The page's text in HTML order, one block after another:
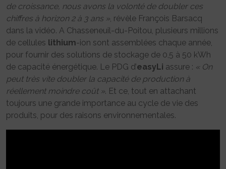
de croissance, nous avons la volonté de doubler ces
chiffres à horizon 2 à 3 ans », révèle François Barsacq
dans la vidéo. A Chasseneuil-du-Poitou, plusieurs millions
de cellules lithium-ion sont assemblées chaque année,
pour fournir des solutions de stockage de 0,5 à 50 kWh
de capacité énergétique. Le PDG d’easyLi assure : « On
peut très vite doubler la capacité de production à
réellement moindre coût ». Et ce, tout en attachant
toujours une grande importance au cycle de vie des
produits, pour des raisons environnementales.